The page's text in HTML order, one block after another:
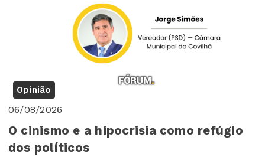
Opinião
06/08/2026
O cinismo e a hipocrisia como refúgio
dos políticos